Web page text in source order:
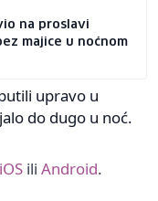
na proslavi
majice u noćnom
upravo u
do dugo u noć.
iOS ili Android.